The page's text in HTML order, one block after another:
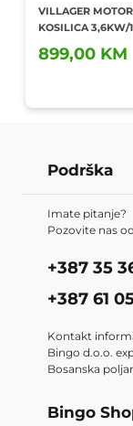
VILLAGER
KOSILICA 3,6KW/
899,00 KM
Dodaj u
Podrška
Imate pitanje?
Pozovite nas
+387 35
+387 61
Kontakt
Bingo d.o.o.
Bosanska
Bingo